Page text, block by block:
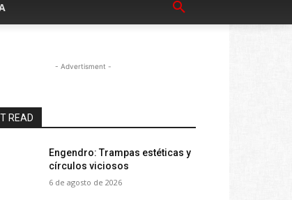
- Advertisment -
READ
Engendro: Trampas estéticas y
círculos viciosos
6 de agosto de 2026